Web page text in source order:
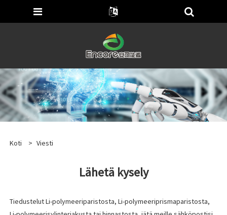
Koti > Viesti
Lähetä kysely
Tiedustelut Li-polymeeriparistosta, Li-polymeeriprismaparistosta,